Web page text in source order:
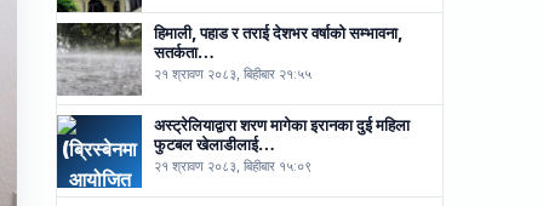
हिमाली, पहाड र तराई देशभर वर्षाको सम्भावना,
सतर्कता…
२१ श्रावण २०८३, बिहीबार २१:५५
अस्ट्रेलियाद्वारा शरण मागेका इरानका दुई महिला
फुटबल खेलाडीलाई…
२१ श्रावण २०८३, बिहीबार १५:०९